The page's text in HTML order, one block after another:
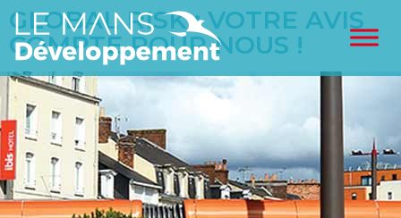
GLOBAL RISK : VOTRE AVIS
COMPTE POUR NOUS !